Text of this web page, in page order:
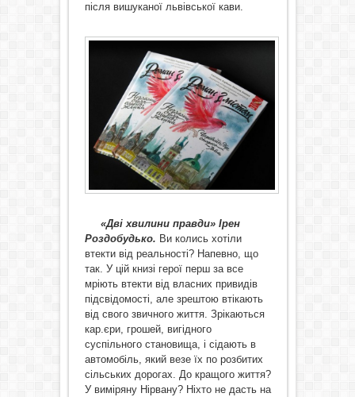
після вишуканої львівської кави.
«Дві хвилини правди» Ірен
Роздобудько. Ви колись хотіли
втекти від реальності? Напевно, що
так. У цій книзі герої перш за все
мріють втекти від власних привидів
підсвідомості, але зрештою втікають
від свого звичного життя. Зрікаються
кар.єри, грошей, вигідного
суспільного становища, і сідають в
автомобіль, який везе їх по розбитих
сільських дорогах. До кращого життя?
У виміряну Нірвану? Ніхто не дасть на